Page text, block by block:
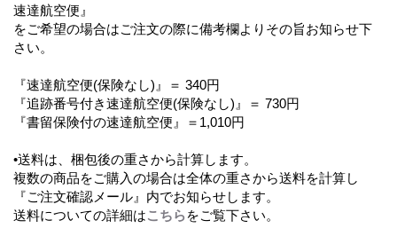
速達航空便』
をご希望の場合はご注文の際に備考欄よりその旨お知らせ下
さい。
『速達航空便(保険なし)』＝ 340円
『追跡番号付き速達航空便(保険なし)』＝ 730円
『書留保険付の速達航空便』＝1,010円
•送料は、梱包後の重さから計算します。
複数の商品をご購入の場合は全体の重さから送料を計算し
『ご注文確認メール』内でお知らせします。
送料についての詳細はこちらをご覧下さい。